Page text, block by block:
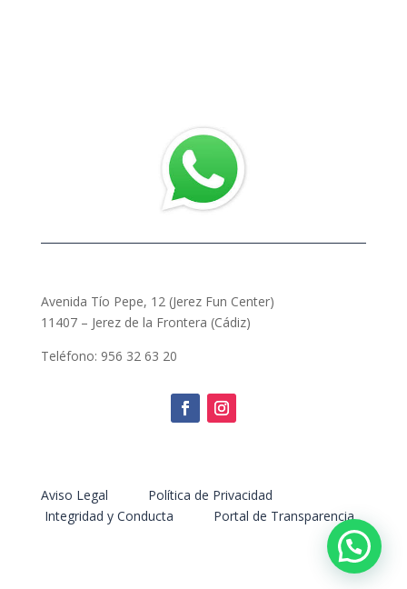
Avenida Tío Pepe, 12 (Jerez Fun Center)
11407 – Jerez de la Frontera (Cádiz)
Teléfono: 956 32 63 20
Aviso Legal
Política de Privacidad
Integridad y Conducta
Portal de Transparencia